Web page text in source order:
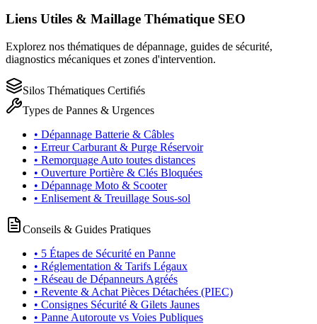
Liens Utiles & Maillage Thématique SEO
Explorez nos thématiques de dépannage, guides de sécurité,
diagnostics mécaniques et zones d'intervention.
Silos Thématiques Certifiés
Types de Pannes & Urgences
• Dépannage Batterie & Câbles
• Erreur Carburant & Purge Réservoir
• Remorquage Auto toutes distances
• Ouverture Portière & Clés Bloquées
• Dépannage Moto & Scooter
• Enlisement & Treuillage Sous-sol
Conseils & Guides Pratiques
• 5 Étapes de Sécurité en Panne
• Réglementation & Tarifs Légaux
• Réseau de Dépanneurs Agréés
• Revente & Achat Pièces Détachées (PIEC)
• Consignes Sécurité & Gilets Jaunes
• Panne Autoroute vs Voies Publiques